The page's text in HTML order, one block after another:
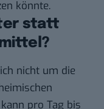
könnte.
statt
nicht um die
pro Tag bis